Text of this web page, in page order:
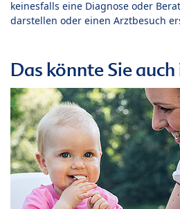
keinesfalls eine Diagnose oder
darstellen oder einen Arztbesuch
Das könnte Sie